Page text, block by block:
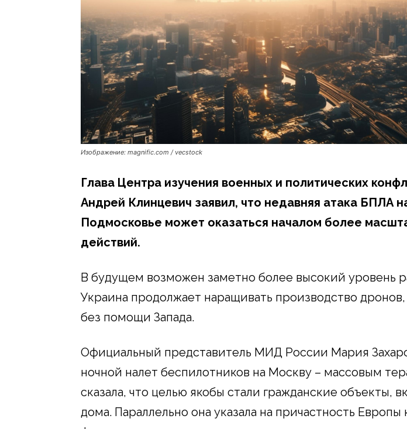
Изображение: magnific.com / vecstock
Глава Центра изучения военных и политических
Андрей Клинцевич заявил, что недавняя атака БПЛА
Подмосковье может оказаться началом более
действий.
В будущем возможен заметно более высокий уровень
Украина продолжает наращивать производство
без помощи Запада.
Официальный представитель МИД России Мария
ночной налет беспилотников на Москву – массовым
сказала, что целью якобы стали гражданские объекты,
дома. Параллельно она указала на причастность Европы